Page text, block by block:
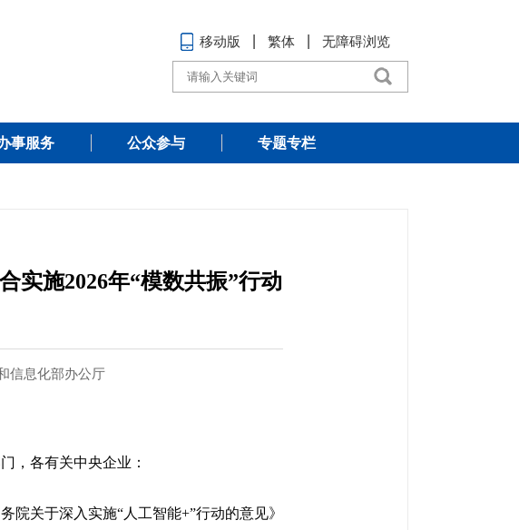
移动版 繁体 无障碍浏览
事服务 公众参与 专题专栏
实施2026年“模数共振”行动
信息化部办公厅
，各有关中央企业：
关于深入实施“人工智能+”行动的意见》